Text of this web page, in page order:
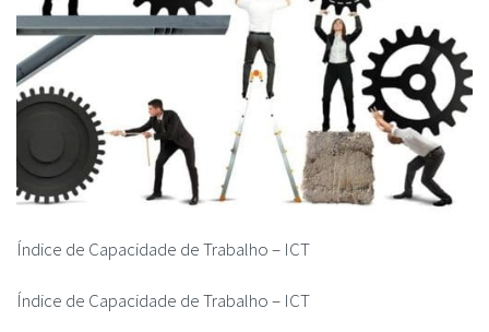
Índice de Capacidade de Trabalho – ICT
Índice de Capacidade de Trabalho – ICT